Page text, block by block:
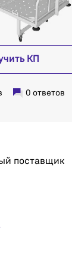
КП
0 ответов
поставщик